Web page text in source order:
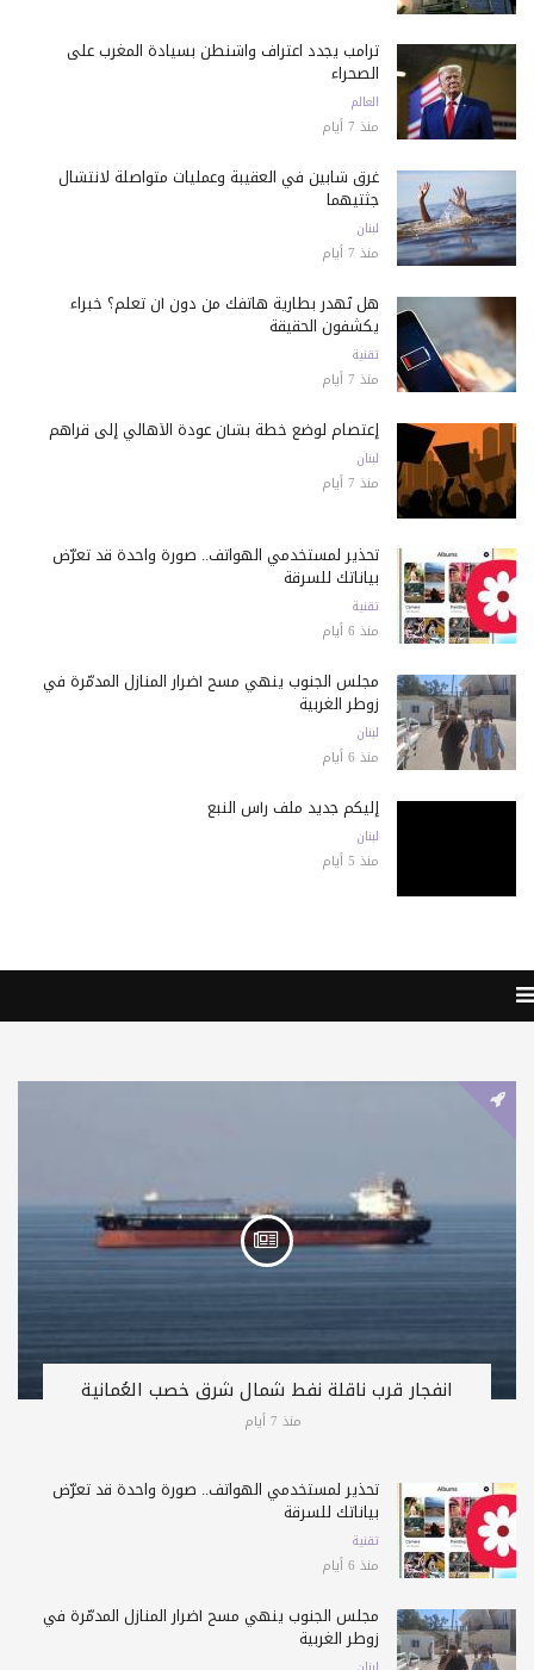
ترامب يجدد اعتراف واشنطن بسيادة المغرب على
الصحراء
العالم
منذ 7 أيام
غرق شابين في العقيبة وعمليات متواصلة لانتشال
جثتيهما
لبنان
منذ 7 أيام
هل تُهدر بطارية هاتفك من دون أن تعلم؟ خبراء
يكشفون الحقيقة
تقنية
منذ 7 أيام
إعتصام لوضع خطة بشأن عودة الأهالي إلى قراهم
لبنان
منذ 7 أيام
تحذير لمستخدمي الهواتف.. صورة واحدة قد تعرّض
بياناتك للسرقة
تقنية
منذ 6 أيام
مجلس الجنوب ينهي مسح أضرار المنازل المدمّرة في
زوطر الغربية
لبنان
منذ 6 أيام
إليكم جديد ملف رأس النبع
لبنان
منذ 5 أيام
انفجار قرب ناقلة نفط شمال شرق خصب العُمانية
منذ 7 أيام
تحذير لمستخدمي الهواتف.. صورة واحدة قد تعرّض
بياناتك للسرقة
تقنية
منذ 6 أيام
مجلس الجنوب ينهي مسح أضرار المنازل المدمّرة في
زوطر الغربية